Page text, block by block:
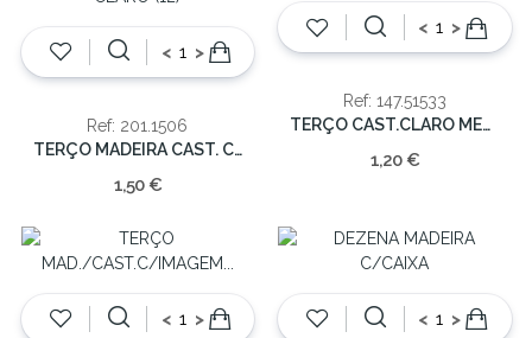
< >
Ref: 201.1506
TERÇO MADEIRA CAST. CLARO (12)
1,50 €
< >
Ref: 147.51533
TERÇO CAST.CLARO METAL/MAD.PERFUMADO (12/624)
1,20 €
< > < >